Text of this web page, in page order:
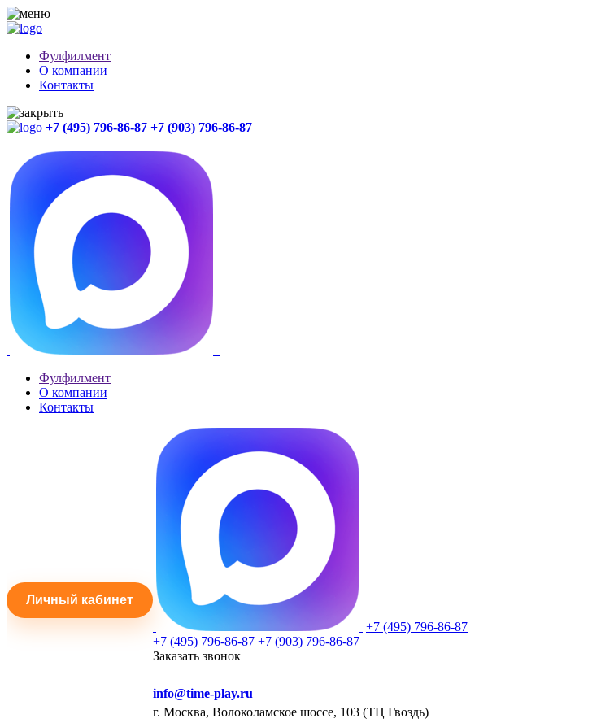
Фулфилмент
О компании
Контакты
+7 (495) 796-86-87 +7 (903) 796-86-87
Фулфилмент
О компании
Контакты
Личный кабинет
+7 (495) 796-86-87
+7 (495) 796-86-87 +7 (903) 796-86-87
Заказать звонок
info@time-play.ru
г. Москва, Волоколамское шоссе, 103 (ТЦ Гвоздь)